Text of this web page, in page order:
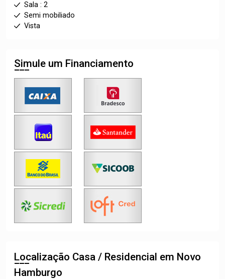
Sala : 2
Semi mobiliado
Vista
Simule um Financiamento
Localização Casa / Residencial em Novo
Hamburgo